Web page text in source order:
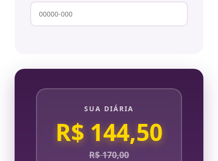
SUA DIÁRIA
R$ 144,50
R$ 170,00